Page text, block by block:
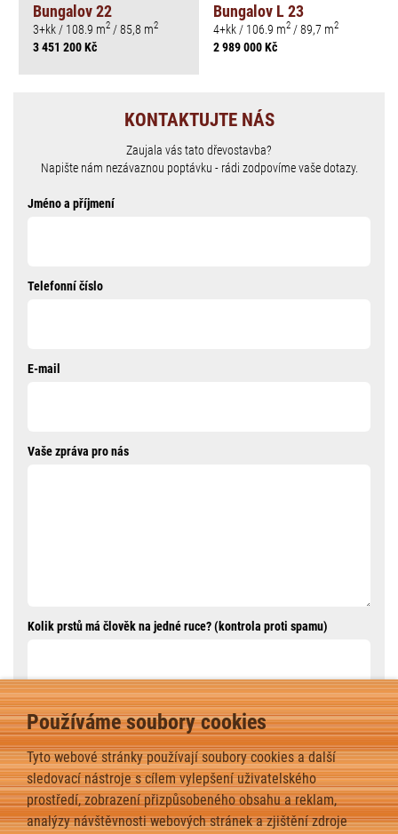
Používáme soubory cookies
Tyto webové stránky používají soubory cookies a další
sledovací nástroje s cílem vylepšení uživatelského
prostředí, zobrazení přizpůsobeného obsahu a reklam,
analýzy návštěvnosti webových stránek a zjištění zdroje
Bungalov 22
3+kk / 108.9 m2 / 85,8 m2
3 451 200 Kč
Bungalov L 23
4+kk / 106.9 m2 / 89,7 m2
2 989 000 Kč
KONTAKTUJTE NÁS
Zaujala vás tato dřevostavba?
Napište nám nezávaznou poptávku - rádi zodpovíme vaše dotazy.
Jméno a příjmení
Telefonní číslo
E-mail
Vaše zpráva pro nás
Kolik prstů má člověk na jedné ruce? (kontrola proti spamu)
ODESLAT ZPRÁVU